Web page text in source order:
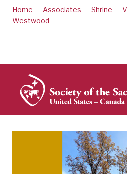
SkipHome Associates Shrine
Westwood